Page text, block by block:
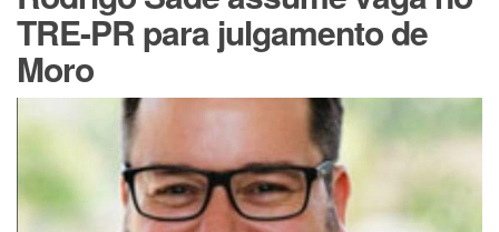
TRE-PR para julgamento de
Moro